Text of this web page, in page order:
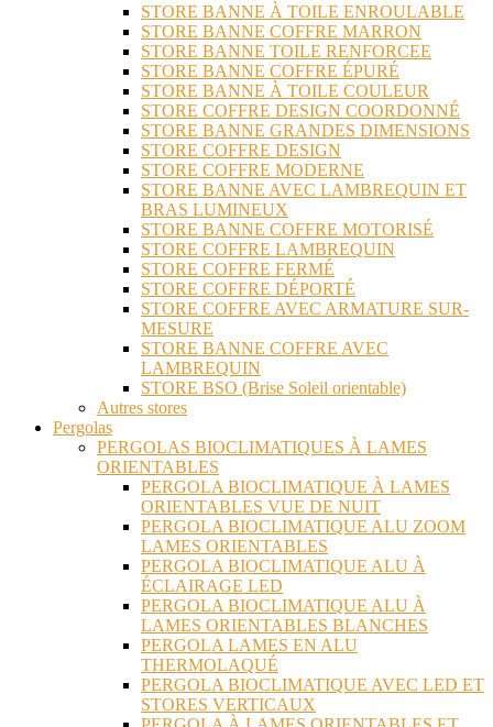
STORE BANNE À TOILE ENROULABLE
STORE BANNE COFFRE MARRON
STORE BANNE TOILE RENFORCEE
STORE BANNE COFFRE ÉPURÉ
STORE BANNE À TOILE COULEUR
STORE COFFRE DESIGN COORDONNÉ
STORE BANNE GRANDES DIMENSIONS
STORE COFFRE DESIGN
STORE COFFRE MODERNE
STORE BANNE AVEC LAMBREQUIN ET
BRAS LUMINEUX
STORE BANNE COFFRE MOTORISÉ
STORE COFFRE LAMBREQUIN
STORE COFFRE FERMÉ
STORE COFFRE DÉPORTÉ
STORE COFFRE AVEC ARMATURE SUR-
MESURE
STORE BANNE COFFRE AVEC
LAMBREQUIN
STORE BSO (Brise Soleil orientable)
Autres stores
Pergolas
PERGOLAS BIOCLIMATIQUES À LAMES
ORIENTABLES
PERGOLA BIOCLIMATIQUE À LAMES
ORIENTABLES VUE DE NUIT
PERGOLA BIOCLIMATIQUE ALU ZOOM
LAMES ORIENTABLES
PERGOLA BIOCLIMATIQUE ALU À
ÉCLAIRAGE LED
PERGOLA BIOCLIMATIQUE ALU À
LAMES ORIENTABLES BLANCHES
PERGOLA LAMES EN ALU
THERMOLAQUÉ
PERGOLA BIOCLIMATIQUE AVEC LED ET
STORES VERTICAUX